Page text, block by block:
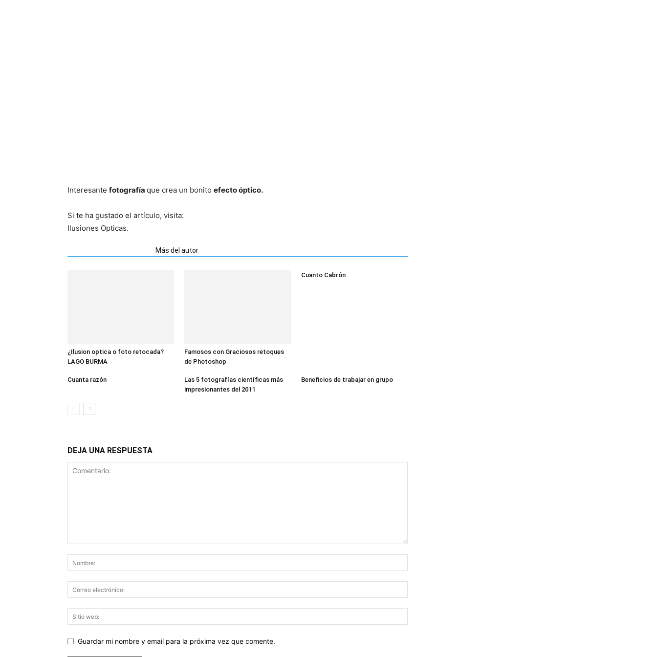
Interesante fotografía que crea un bonito efecto óptico.
Si te ha gustado el artículo, visita:
Ilusiones Opticas.
Más del autor
¿Ilusion optica o foto retocada?
LAGO BURMA
Famosos con Graciosos retoques
de Photoshop
Cuanto Cabrón
Cuanta razón
Las 5 fotografías científicas más
impresionantes del 2011
Beneficios de trabajar en grupo
DEJA UNA RESPUESTA
Guardar mi nombre y email para la próxima vez que comente.